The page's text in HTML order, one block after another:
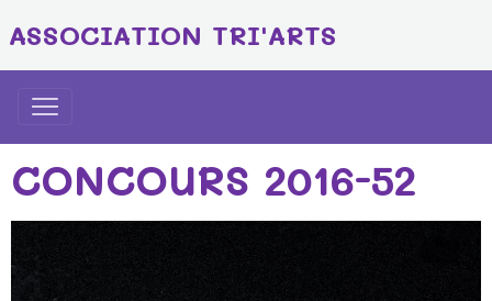
ASSOCIATION TRI'ARTS
CONCOURS 2016-52